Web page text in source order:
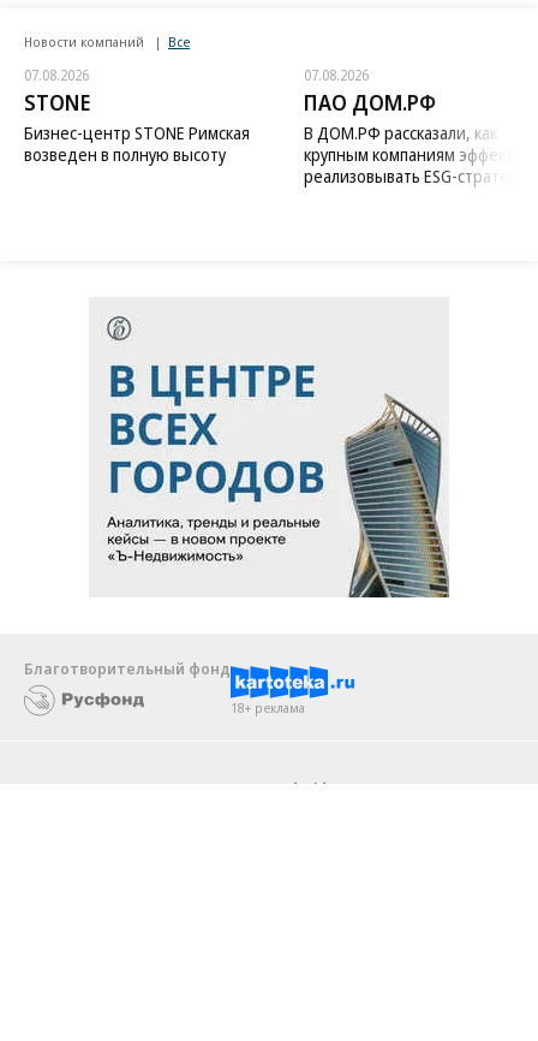
Новости компаний Все
07.08.2026
STONE
Бизнес-центр STONE Римская
возведен в полную высоту
07.08.2026
ПАО ДОМ.РФ
В ДОМ.РФ рассказали, как
крупным компаниям
реализовывать ESG-стратегию
Благотворительный фонд
18+ реклама
Android